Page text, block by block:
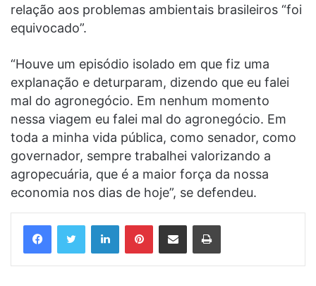
relação aos problemas ambientais brasileiros “foi
equivocado”.
“Houve um episódio isolado em que fiz uma
explanação e deturparam, dizendo que eu falei
mal do agronegócio. Em nenhum momento
nessa viagem eu falei mal do agronegócio. Em
toda a minha vida pública, como senador, como
governador, sempre trabalhei valorizando a
agropecuária, que é a maior força da nossa
economia nos dias de hoje”, se defendeu.
LinkedinPinterestCompartilhar via e-mail Imprimir